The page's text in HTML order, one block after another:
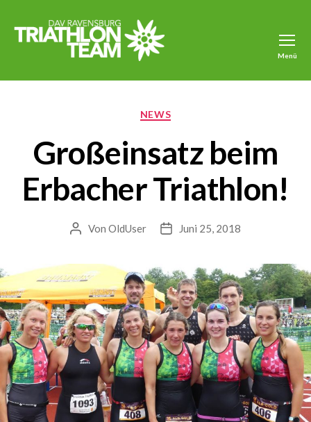
DAV
Menü
Kategorien
NEWS
Großeinsatz beim
Erbacher Triathlon!
Beitragsautor
Von OldUser Veröffentlichungsdatum
Juni 25, 2018